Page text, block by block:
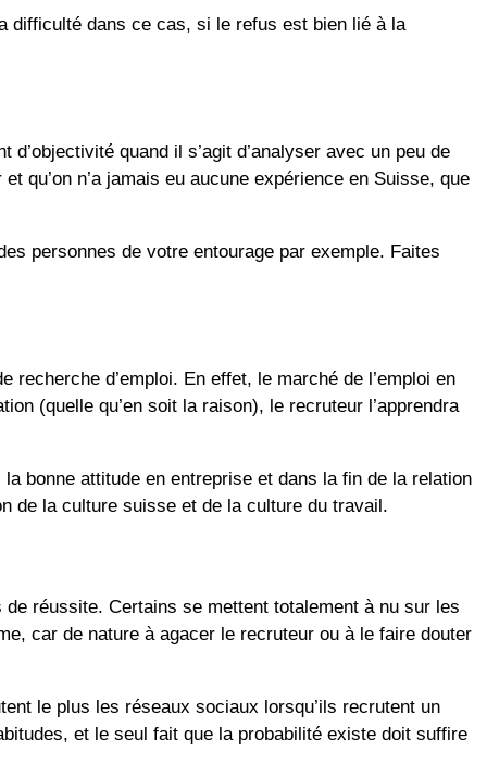
difficulté dans ce cas, si le refus est bien lié à la
quand il s’agit d’analyser avec un peu de
qu’on n’a jamais eu aucune expérience en Suisse, que
personnes de votre entourage par exemple. Faites
d’emploi. En effet, le marché de l’emploi en
(quelle qu’en soit la raison), le recruteur l’apprendra
bonne attitude en entreprise et dans la fin de la relation
de la culture suisse et de la culture du travail.
réussite. Certains se mettent totalement à nu sur les
car de nature à agacer le recruteur ou à le faire douter
le plus les réseaux sociaux lorsqu’ils recrutent un
et le seul fait que la probabilité existe doit suffire